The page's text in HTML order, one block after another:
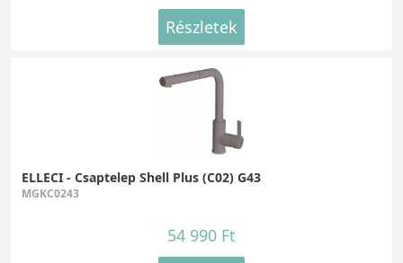
Részletek
ELLECI - Csaptelep Shell Plus (C02) G43
MGKC0243
54 990 Ft